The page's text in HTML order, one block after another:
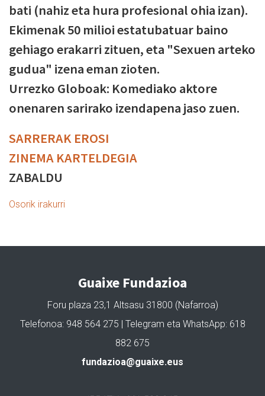
bati (nahiz eta hura profesional ohia izan).
Ekimenak 50 milioi estatubatuar baino
gehiago erakarri zituen, eta "Sexuen arteko
gudua" izena eman zioten.
Urrezko Globoak: Komediako aktore
onenaren sarirako izendapena jaso zuen.
SARRERAK EROSI
ZINEMA KARTELDEGIA
ZABALDU
Osorik irakurri
Guaixe Fundazioa
Foru plaza 23,1 Altsasu 31800 (Nafarroa)
Telefonoa: 948 564 275 | Telegram eta WhatsApp: 618
882 675
fundazioa@guaixe.eus